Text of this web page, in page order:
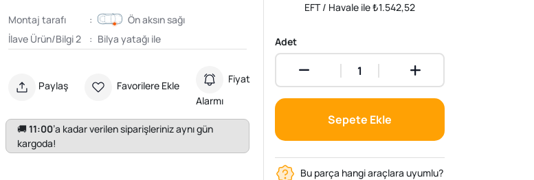
Montaj tarafı :
Ön aksın sağı
İlave Ürün/Bilgi 2
: Bilya yatağı ile
Paylaş Favorilere Ekle
Fiyat
Alarmı
🚚11:00’a kadar verilen siparişleriniz aynı gün
kargoda!
EFT / Havale ile ₺1.542,52
Adet
Sepete Ekle
Bu parça hangi araçlara uyumlu?